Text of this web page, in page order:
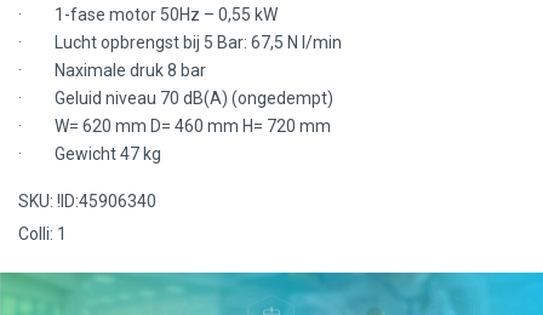
· 1-fase motor 50Hz – 0,55 kW
· Lucht opbrengst bij 5 Bar: 67,5 N l/min
· Naximale druk 8 bar
· Geluid niveau 70 dB(A) (ongedempt)
· W= 620 mm D= 460 mm H= 720 mm
· Gewicht 47 kg
SKU: !ID:45906340
Colli: 1